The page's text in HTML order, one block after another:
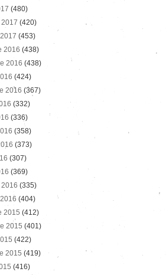
(480)
(420)
(453)
2016 (438)
2016 (438)
(424)
2016 (367)
(332)
(336)
(358)
(373)
(307)
(369)
(335)
(404)
2015 (412)
2015 (401)
(422)
2015 (419)
(416)